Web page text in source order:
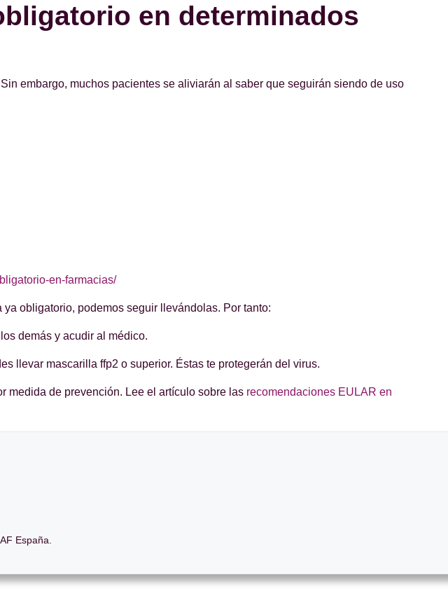
en determinados
embargo, muchos pacientes se aliviarán al saber que seguirán siendo de uso
en-farmacias/
obligatorio, podemos seguir llevándolas. Por tanto:
demás y acudir al médico.
llevar mascarilla ffp2 o superior. Éstas te protegerán del virus.
medida de prevención. Lee el artículo sobre las recomendaciones EULAR en
España.